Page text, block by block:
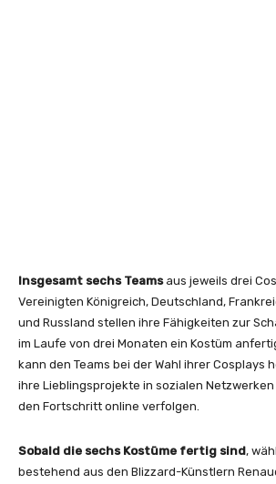
Insgesamt sechs Teamsaus jeweils drei
Vereinigten Königreich, Deutschland,
und Russland stellen ihre Fähigkeiten zur
im Laufe von drei Monaten ein Kostüm
kann den Teams bei der Wahl ihrer Cosplays
ihre Lieblingsprojekte in sozialen
den Fortschritt online verfolgen.
Sobald die sechs Kostüme fertig sind,
bestehend aus den Blizzard-Künstlern